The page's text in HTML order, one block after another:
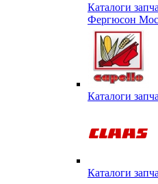
Каталоги
Фергюсон
Каталоги
Каталоги